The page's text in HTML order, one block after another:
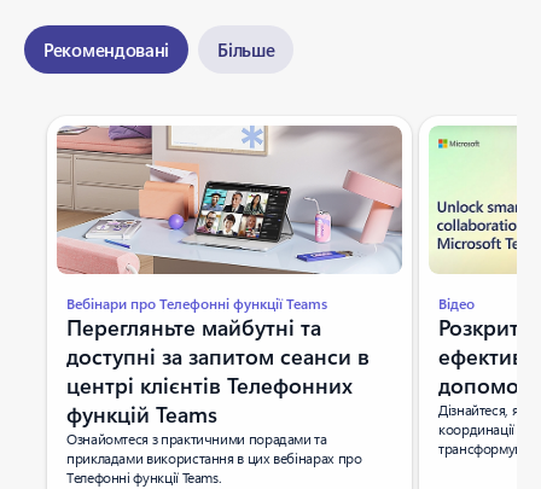
Рекомендовані Більше
Індикатор слайдів {0} {1}
Вебінари про Телефонні функції Teams
Перегляньте майбутні та
доступні за запитом сеанси в
центрі клієнтів Телефонних
функцій Teams
Ознайомтеся з практичними порадами та
прикладами використання в цих вебінарах про
Телефонні функції Teams.
Відео
Дізнайтеся, як
координації та